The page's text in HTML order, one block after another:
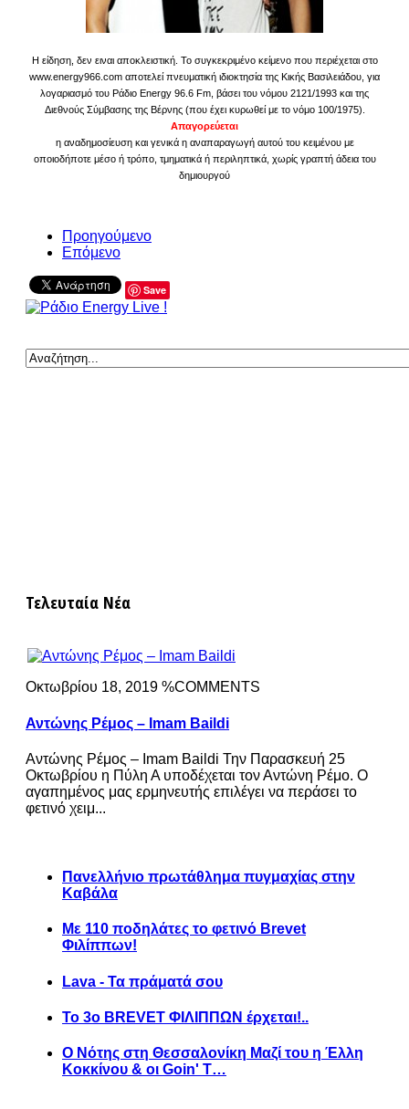
Η είδηση, δεν ειναι αποκλειστική. Το συγκεκριμένο κείμενο που περιέχεται στο
www.energy966.com αποτελεί πνευματική ιδιοκτησία της Κικής Βασιλειάδου, για
λογαριασμό του Ράδιο Energy 96.6 Fm, βάσει του νόμου 2121/1993 και της
Διεθνούς Σύμβασης της Βέρνης (που έχει κυρωθεί με το νόμο 100/1975).
Απαγορεύεται
η αναδημοσίευση και γενικά η αναπαραγωγή αυτού του κειμένου με
οποιοδήποτε μέσο ή τρόπο, τμηματικά ή περιληπτικά, χωρίς γραπτή άδεια του
δημιουργού
Προηγούμενο
Επόμενο
Save
Τελευταία Νέα
Οκτωβρίου 18, 2019 %COMMENTS
Αντώνης Ρέμος – Imam Baildi
Αντώνης Ρέμος – Imam Baildi Την Παρασκευή 25
Οκτωβρίου η Πύλη Α υποδέχεται τον Αντώνη Ρέμο. Ο
αγαπημένος μας ερμηνευτής επιλέγει να περάσει το
φετινό χειμ...
Πανελλήνιο πρωτάθλημα πυγμαχίας στην
Καβάλα
Με 110 ποδηλάτες το φετινό Brevet
Φιλίππων!
Lava - Τα πράματά σου
Το 3ο BREVET ΦΙΛΙΠΠΩΝ έρχεται!..
Ο Νότης στη Θεσσαλονίκη Μαζί του η Έλλη
Κοκκίνου & οι Goin' T…